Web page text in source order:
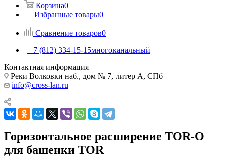
Корзина0
Избранные товары0
Сравнение товаров0
+7 (812) 334-15-15многоканальный
Контактная информация
Реки Волковки наб., дом № 7, литер А, СПб
info@cross-lan.ru
Горизонтальное расширение TOR-O
для башенки TOR